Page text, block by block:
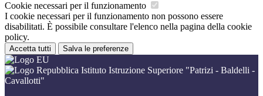
Cookie necessari per il funzionamento
I cookie necessari per il funzionamento non possono essere
disabilitati. È possibile consultare l'elenco nella pagina della cookie
policy.
Accetta tutti Salva le preferenze
Istituto Istruzione Superiore "Patrizi - Baldelli -
Cavallotti"